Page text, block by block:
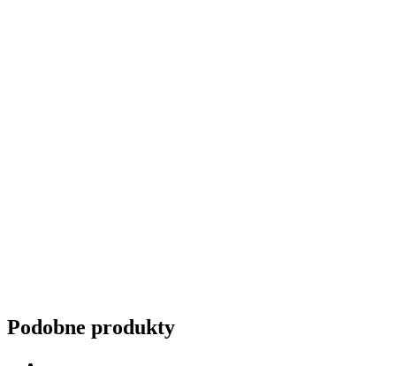
Podobne produkty